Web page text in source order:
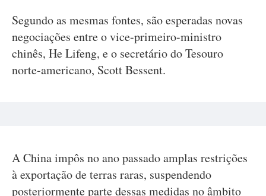
Segundo as mesmas fontes, são esperadas novas
negociações entre o vice-primeiro-ministro
chinês, He Lifeng, e o secretário do Tesouro
norte-americano, Scott Bessent.
A China impôs no ano passado amplas restrições
à exportação de terras raras, suspendendo
posteriormente parte dessas medidas no âmbito